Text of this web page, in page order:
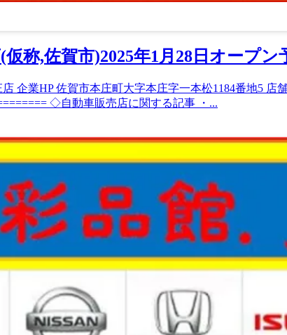
称,佐賀市)2025年1月28日オープ
店 企業HP 佐賀市本庄町大字本庄字一本松1184番地
◇自動車販売店に関する記事 ・...